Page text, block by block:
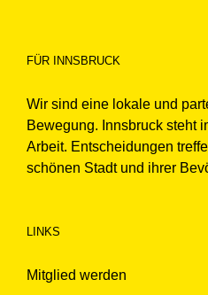
FÜR INNSBRUCK
Wir sind eine lokale und
Bewegung. Innsbruck steht
Arbeit. Entscheidungen
schönen Stadt und ihrer
LINKS
Mitglied werden